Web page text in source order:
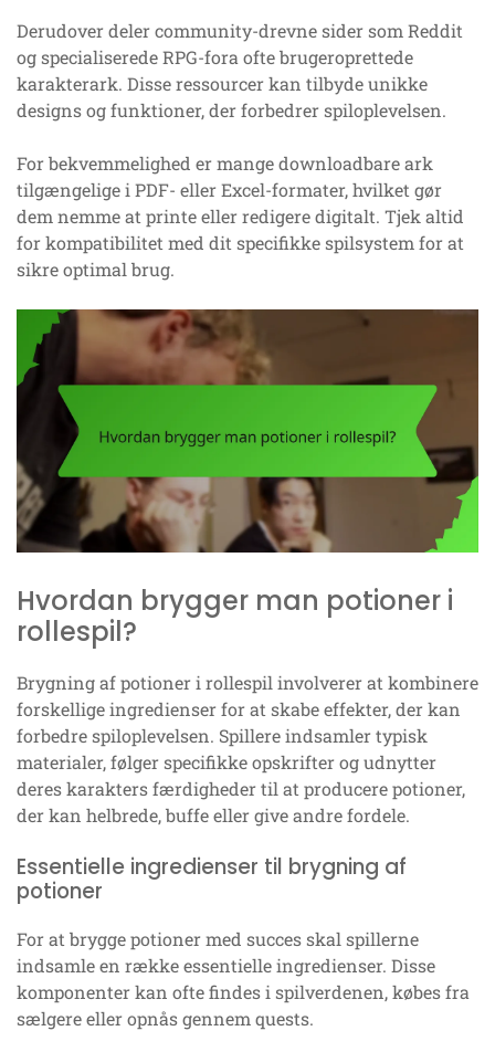
Derudover deler community-drevne sider som Reddit
og specialiserede RPG-fora ofte brugeroprettede
karakterark. Disse ressourcer kan tilbyde unikke
designs og funktioner, der forbedrer spiloplevelsen.
For bekvemmelighed er mange downloadbare ark
tilgængelige i PDF- eller Excel-formater, hvilket gør
dem nemme at printe eller redigere digitalt. Tjek altid
for kompatibilitet med dit specifikke spilsystem for at
sikre optimal brug.
Hvordan brygger man potioner i
rollespil?
Brygning af potioner i rollespil involverer at kombinere
forskellige ingredienser for at skabe effekter, der kan
forbedre spiloplevelsen. Spillere indsamler typisk
materialer, følger specifikke opskrifter og udnytter
deres karakters færdigheder til at producere potioner,
der kan helbrede, buffe eller give andre fordele.
Essentielle ingredienser til brygning af
potioner
For at brygge potioner med succes skal spillerne
indsamle en række essentielle ingredienser. Disse
komponenter kan ofte findes i spilverdenen, købes fra
sælgere eller opnås gennem quests.